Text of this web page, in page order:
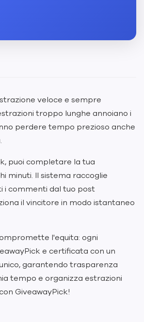
veloce e sempre
troppo lunghe annoiano i
perdere tempo prezioso anche
puoi completare la tua
minuti. Il sistema raccoglie
i commenti dal tuo post
il vincitore in modo istantaneo
l'equita: ogni
e certificata con un
garantendo trasparenza
tempo e organizza estrazioni
GiveawayPick!